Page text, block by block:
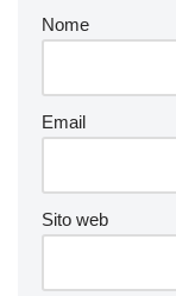
Nome
Email
Sito web